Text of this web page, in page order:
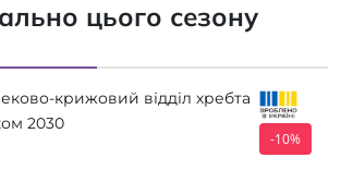
цього сезону
-10%
крижовий відділ хребта
2030